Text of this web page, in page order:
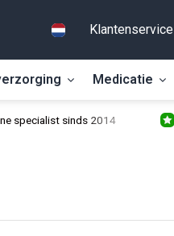
Klantenservice
Medicatie
specialist sinds 2014